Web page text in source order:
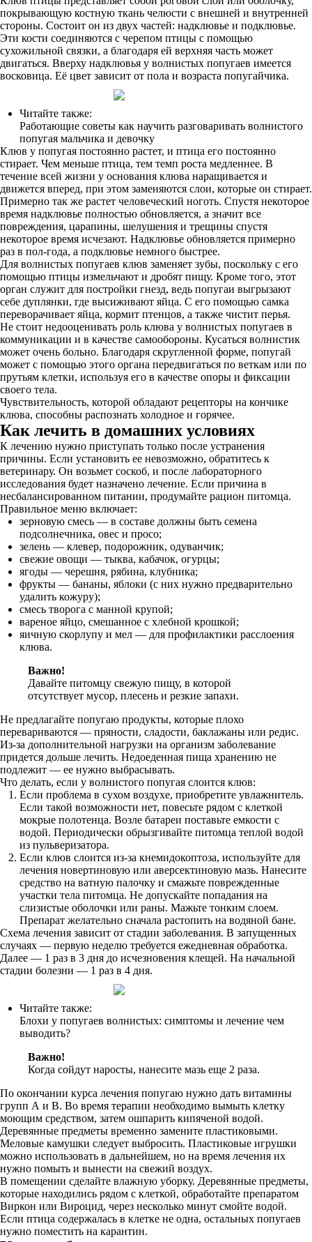
покрывающую костную ткань челюсти с внешней и внутренней
стороны. Состоит он из двух частей: надклювье и подклювье.
Эти кости соединяются с черепом птицы с помощью
сухожильной связки, а благодаря ей верхняя часть может
двигаться. Вверху надклювья у волнистых попугаев имеется
восковица. Её цвет зависит от пола и возраста попугайчика.
Читайте также:
Работающие советы как научить разговаривать волнистого
попугая мальчика и девочку
Клюв у попугая постоянно растет, и птица его постоянно
стирает. Чем меньше птица, тем темп роста медленнее. В
течение всей жизни у основания клюва наращивается и
движется вперед, при этом заменяются слои, которые он стирает.
Примерно так же растет человеческий ноготь. Спустя некоторое
время надклювье полностью обновляется, а значит все
повреждения, царапины, шелушения и трещины спустя
некоторое время исчезают. Надклювье обновляется примерно
раз в пол-года, а подклювье немного быстрее.
Для волнистых попугаев клюв заменяет зубы, поскольку с его
помощью птицы измельчают и дробят пищу. Кроме того, этот
орган служит для постройки гнезд, ведь попугаи выгрызают
себе дуплянки, где высиживают яйца. С его помощью самка
переворачивает яйца, кормит птенцов, а также чистит перья.
Не стоит недооценивать роль клюва у волнистых попугаев в
коммуникации и в качестве самообороны. Кусаться волнистик
может очень больно. Благодаря скругленной форме, попугай
может с помощью этого органа передвигаться по веткам или по
прутьям клетки, используя его в качестве опоры и фиксации
своего тела.
Чувствительность, которой обладают рецепторы на кончике
клюва, способны распознать холодное и горячее.
Как лечить в домашних условиях
К лечению нужно приступать только после устранения
причины. Если установить ее невозможно, обратитесь к
ветеринару. Он возьмет соскоб, и после лабораторного
исследования будет назначено лечение. Если причина в
несбалансированном питании, продумайте рацион питомца.
Правильное меню включает:
зерновую смесь — в составе должны быть семена
подсолнечника, овес и просо;
зелень — клевер, подорожник, одуванчик;
свежие овощи — тыква, кабачок, огурцы;
ягоды — черешня, рябина, клубника;
фрукты — бананы, яблоки (с них нужно предварительно
удалить кожуру);
смесь творога с манной крупой;
вареное яйцо, смешанное с хлебной крошкой;
яичную скорлупу и мел — для профилактики расслоения
клюва.
Важно!
Давайте питомцу свежую пищу, в которой
отсутствует мусор, плесень и резкие запахи.
Не предлагайте попугаю продукты, которые плохо
перевариваются — пряности, сладости, баклажаны или редис.
Из-за дополнительной нагрузки на организм заболевание
придется дольше лечить. Недоеденная пища хранению не
подлежит — ее нужно выбрасывать.
Что делать, если у волнистого попугая слоится клюв:
Если проблема в сухом воздухе, приобретите увлажнитель.
Если такой возможности нет, повесьте рядом с клеткой
мокрые полотенца. Возле батареи поставьте емкости с
водой. Периодически обрызгивайте питомца теплой водой
из пульверизатора.
Если клюв слоится из-за кнемидокоптоза, используйте для
лечения новертиновую или аверсектиновую мазь. Нанесите
средство на ватную палочку и смажьте поврежденные
участки тела питомца. Не допускайте попадания на
слизистые оболочки или раны. Мажьте тонким слоем.
Препарат желательно сначала растопить на водяной бане.
Схема лечения зависит от стадии заболевания. В запущенных
случаях — первую неделю требуется ежедневная обработка.
Далее — 1 раз в 3 дня до исчезновения клещей. На начальной
стадии болезни — 1 раз в 4 дня.
Читайте также:
Блохи у попугаев волнистых: симптомы и лечение чем
выводить?
Важно!
Когда сойдут наросты, нанесите мазь еще 2 раза.
По окончании курса лечения попугаю нужно дать витамины
групп А и В. Во время терапии необходимо вымыть клетку
моющим средством, затем ошпарить кипяченой водой.
Деревянные предметы временно замените пластиковыми.
Меловые камушки следует выбросить. Пластиковые игрушки
можно использовать в дальнейшем, но на время лечения их
нужно помыть и вынести на свежий воздух.
В помещении сделайте влажную уборку. Деревянные предметы,
которые находились рядом с клеткой, обработайте препаратом
Виркон или Вироцид, через несколько минут смойте водой.
Если птица содержалась в клетке не одна, остальных попугаев
нужно поместить на карантин.